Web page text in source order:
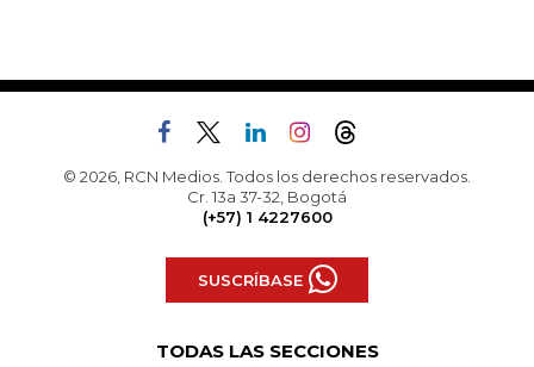
© 2026, RCN Medios. Todos los derechos reservados.
Cr. 13a 37-32, Bogotá
(+57) 1 4227600
SUSCRÍBASE
TODAS LAS SECCIONES